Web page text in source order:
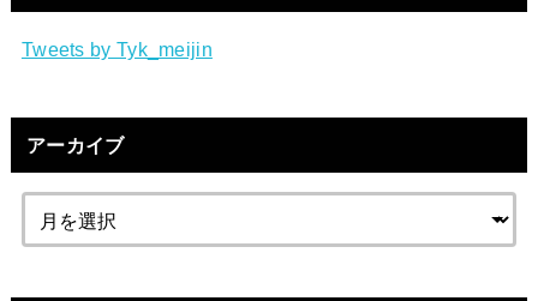
Tweets by Tyk_meijin
アーカイブ